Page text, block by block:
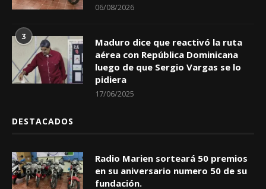
06/08/2026
3
Maduro dice que reactivó la ruta
aérea con República Dominicana
luego de que Sergio Vargas se lo
pidiera
17/06/2025
DESTACADOS
Radio Marien sorteará 50 premios
en su aniversario numero 50 de su
fundación.